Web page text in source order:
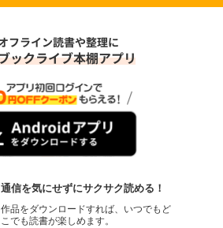
通信を気にせずにサクサク読める！
作品をダウンロードすれば、いつでもど
こでも読書が楽しめます。